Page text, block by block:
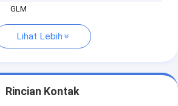
GLM
Lihat Lebih
Rincian Kontak